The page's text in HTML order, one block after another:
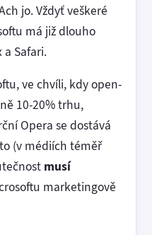
jo. Vždyť veškeré
má již dlouho
a Safari.
ve chvíli, kdy open-
10-20% trhu,
Opera se dostává
(v médiích téměř
musí
marketingově